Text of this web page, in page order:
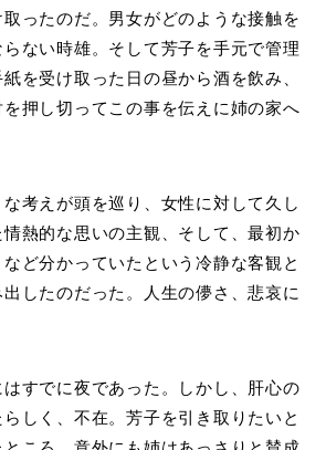
ったのだ。男女がどのような接触を
ない時雄。そして芳子を手元で管理
を受け取った日の昼から酒を飲み、
押し切ってこの事を伝えに姉の家へ
考えが頭を巡り、女性に対して久し
情熱的な思いの主観、そして、最初か
ど分かっていたという冷静な客観と
したのだった。人生の儚さ、悲哀に
すでに夜であった。しかし、肝心の
しく、不在。芳子を引き取りたいと